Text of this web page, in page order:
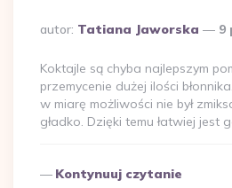
Dodane
autor: Tatiana Jaworska 9
Koktajle są chyba najlepszym
przemycenie dużej ilości
w miarę możliwości nie był
gładko. Dzięki temu łatwiej jest
Kontynuuj czytanie